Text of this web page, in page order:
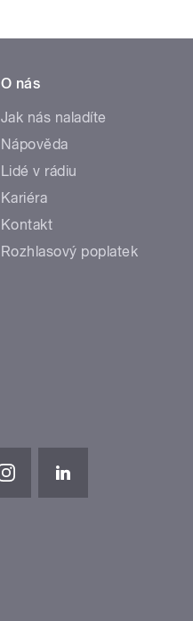
O nás
Jak nás naladíte
Nápověda
Lidé v rádiu
Kariéra
Kontakt
Rozhlasový poplatek